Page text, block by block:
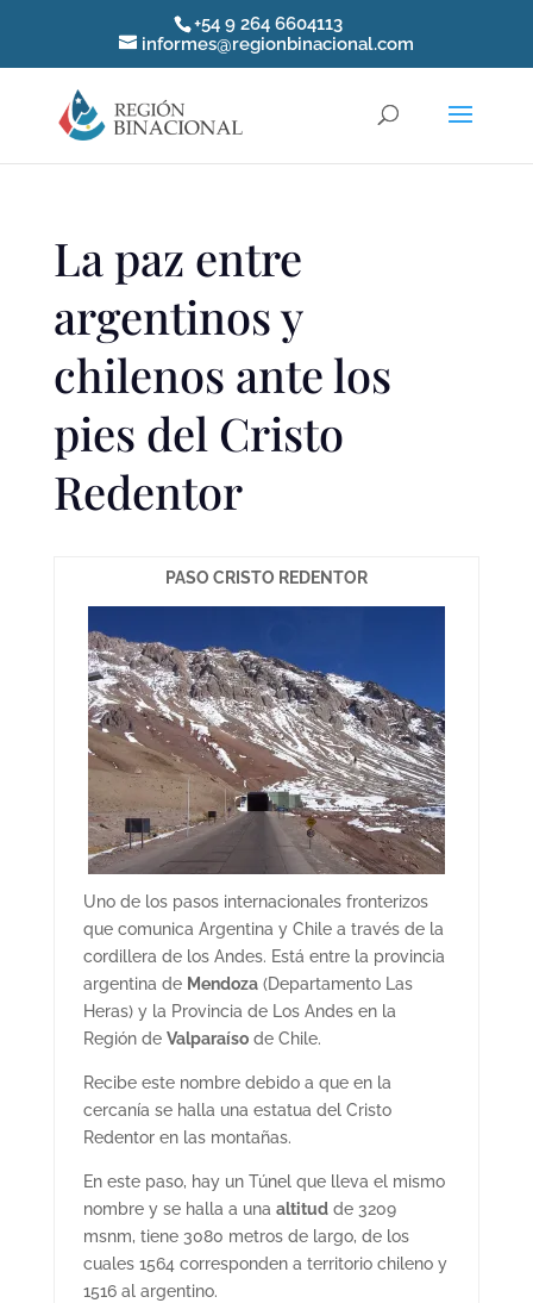
+54 9 264 6604113
informes@regionbinacional.com
La paz entre
argentinos y
chilenos ante los
pies del Cristo
Redentor
PASO CRISTO REDENTOR
Uno de los pasos internacionales fronterizos
que comunica Argentina y Chile a través de la
cordillera de los Andes. Está entre la provincia
argentina de Mendoza(Departamento Las
Heras) y la Provincia de Los Andes en la
Región de Valparaísode Chile.
Recibe este nombre debido a que en la
cercanía se halla una estatua del Cristo
Redentor en las montañas.
En este paso, hay un Túnel que lleva el mismo
nombre y se halla a una altitudde 3209
msnm, tiene 3080 metros de largo, de los
cuales 1564 corresponden a territorio chileno y
1516 al argentino.